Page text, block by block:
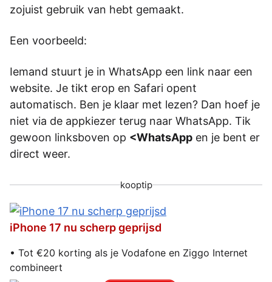
zojuist gebruik van hebt gemaakt.
Een voorbeeld:
Iemand stuurt je in WhatsApp een link naar een
website. Je tikt erop en Safari opent
automatisch. Ben je klaar met lezen? Dan hoef je
niet via de appkiezer terug naar WhatsApp. Tik
gewoon linksboven op <WhatsApp en je bent er
direct weer.
kooptip
iPhone 17 nu scherp geprijsd
• Tot €20 korting als je Vodafone en Ziggo Internet
combineert